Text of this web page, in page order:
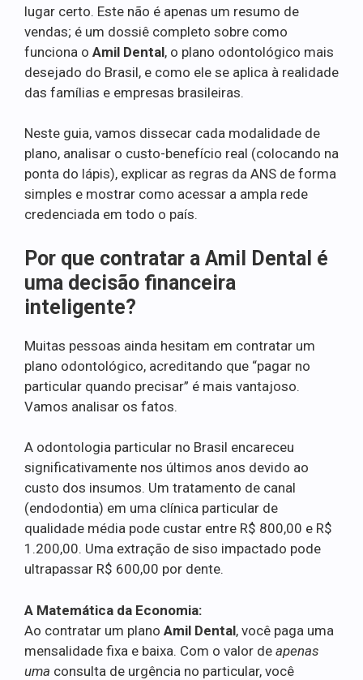
lugar certo. Este não é apenas um resumo de
vendas; é um dossiê completo sobre como
funciona o Amil Dental, o plano odontológico mais
desejado do Brasil, e como ele se aplica à realidade
das famílias e empresas brasileiras.
Neste guia, vamos dissecar cada modalidade de
plano, analisar o custo-benefício real (colocando na
ponta do lápis), explicar as regras da ANS de forma
simples e mostrar como acessar a ampla rede
credenciada em todo o país.
Por que contratar a Amil Dental é
uma decisão financeira
inteligente?
Muitas pessoas ainda hesitam em contratar um
plano odontológico, acreditando que “pagar no
particular quando precisar” é mais vantajoso.
Vamos analisar os fatos.
A odontologia particular no Brasil encareceu
significativamente nos últimos anos devido ao
custo dos insumos. Um tratamento de canal
(endodontia) em uma clínica particular de
qualidade média pode custar entre R$ 800,00 e R$
1.200,00. Uma extração de siso impactado pode
ultrapassar R$ 600,00 por dente.
A Matemática da Economia:
Ao contratar um plano Amil Dental, você paga uma
mensalidade fixa e baixa. Com o valor de apenas
uma consulta de urgência no particular, você